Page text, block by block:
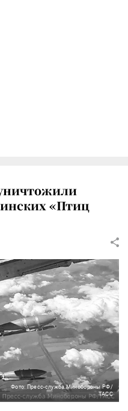
«Птиц
Фото: Пресс-служба Минобороны РФ/
ТАСС